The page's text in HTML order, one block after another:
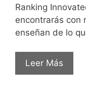
Ranking
encontrarás con
enseñan de lo
Leer Más